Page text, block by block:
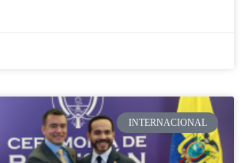
INTERNACIONAL